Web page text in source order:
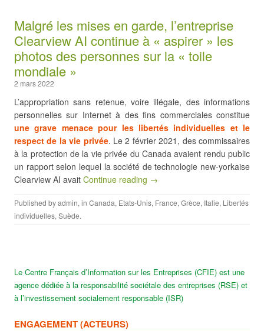
Malgré les mises en garde, l’entreprise
Clearview AI continue à « aspirer » les
photos des personnes sur la « toile
mondiale »
2 mars 2022
L’appropriation sans retenue, voire illégale, des informations
personnelles sur Internet à des fins commerciales constitue
une grave menace pour les libertés individuelles et le
respect de la vie privée. Le 2 février 2021, des commissaires
à la protection de la vie privée du Canada avaient rendu public
un rapport selon lequel la société de technologie new-yorkaise
Clearview AI avait Continue reading →
Published byadmin, in Canada, Etats-Unis, France, Grèce, Italie, Libertés
individuelles, Suède.
Le Centre Français d’Information sur les Entreprises (CFIE) est une
agence dédiée à la responsabilité sociétale des entreprises (RSE) et
à l’investissement socialement responsable (ISR)
ENGAGEMENT (ACTEURS)